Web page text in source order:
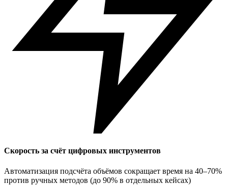
Скорость за счёт цифровых инструментов
Автоматизация подсчёта объёмов сокращает время на 40–70%
против ручных методов (до 90% в отдельных кейсах)